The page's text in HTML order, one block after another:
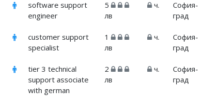
software support
engineer
5
лв
ч.
София-
град
customer support
specialist
1
лв
ч.
София-
град
tier 3 technical
support associate
with german
2
лв
ч.
София-
град